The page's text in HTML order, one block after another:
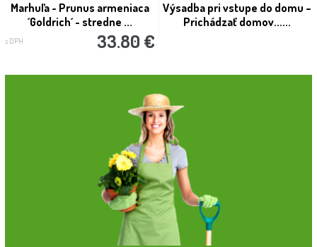
Marhuľa - Prunus armeniaca
´Goldrich´ - stredne ...
s DPH 33.80 €
Výsadba pri vstupe do domu –
Prichádzať domov......